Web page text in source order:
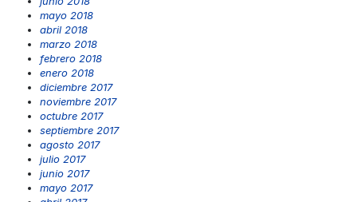
mayo 2018
abril 2018
marzo 2018
febrero 2018
enero 2018
diciembre 2017
noviembre 2017
octubre 2017
septiembre 2017
agosto 2017
julio 2017
junio 2017
mayo 2017